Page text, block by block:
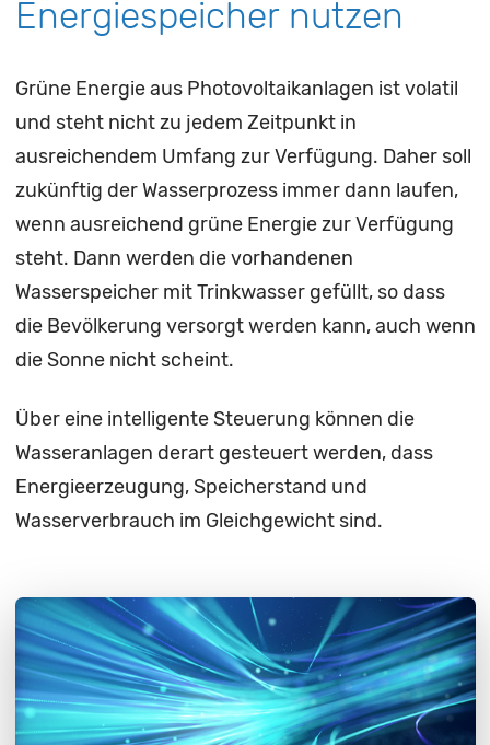
Energiespeicher nutzen
Grüne Energie aus Photovoltaikanlagen ist volatil
und steht nicht zu jedem Zeitpunkt in
ausreichendem Umfang zur Verfügung. Daher soll
zukünftig der Wasserprozess immer dann laufen,
wenn ausreichend grüne Energie zur Verfügung
steht. Dann werden die vorhandenen
Wasserspeicher mit Trinkwasser gefüllt, so dass
die Bevölkerung versorgt werden kann, auch wenn
die Sonne nicht scheint.
Über eine intelligente Steuerung können die
Wasseranlagen derart gesteuert werden, dass
Energieerzeugung, Speicherstand und
Wasserverbrauch im Gleichgewicht sind.